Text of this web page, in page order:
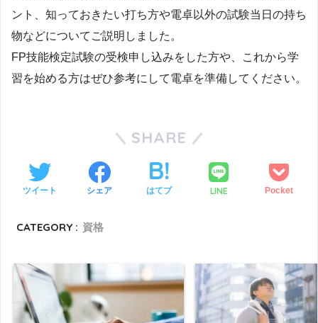
ント、知っておきたい打ち方や電卓以外の試験当日の持ち
物などについてご説明しました。
FP技能検定試験の受検申し込みをした方や、これから学
習を始める方はぜひ参考にして電卓を準備してください。
SHARE
ツイート シェア はてブ LINE Pocket
CATEGORY : 資格